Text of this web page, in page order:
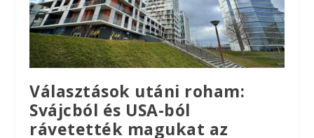
Választások utáni roham:
Svájcból és USA-ból
rávetették magukat az